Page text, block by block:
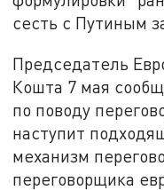
сесть с Путиным
Председатель
Кошта 7 мая
по поводу
наступит
механизм
переговорщика